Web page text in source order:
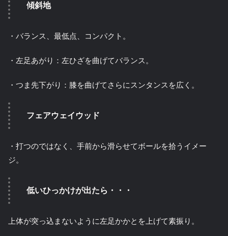
傾斜地
・バランス、最低点、コンパクト。
・左足あがり：左ひざを曲げてバランス。
・つま先下がり：膝を曲げてさらにスンタンスを広く。
フェアウェイウッド
・打つのではなく、手前から滑らせてボールを拾うイメー
ジ。
低いひっかけが出たら・・・
上体が突っ込まないように左足かかとを上げて素振り。